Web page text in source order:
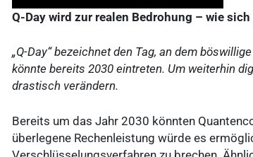
Q-Day wird zur realen Bedrohung – wie
„Q-Day“ bezeichnet den Tag, an dem
könnte bereits 2030 eintreten. Um weiterhin
drastisch verändern.
Bereits um das Jahr 2030 könnten
überlegene Rechenleistung würde es